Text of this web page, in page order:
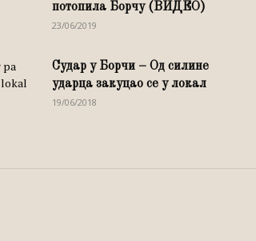
потопила Борчу (ВИДЕО)
23/06/2019
Судар у Борчи – Од силине
ударца закуцао се у локал
19/06/2018